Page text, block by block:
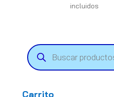
incluidos
Búsqueda
de
productos
Carrito